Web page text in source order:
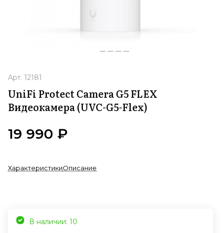
Арт. 12181
UniFi Protect Camera G5 FLEX
Видеокамера (UVC-G5-Flex)
19 990 ₽
ХарактеристикиОписание
В наличии: 10